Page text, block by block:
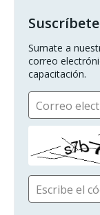
Sumate a
correo
capacitación.
Correo
Escribe el